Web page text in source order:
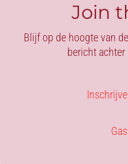
Join
Blijf op de hoogte van
bericht